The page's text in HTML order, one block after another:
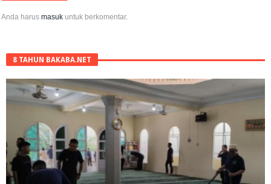
Anda harusmasuk untuk berkomentar.
8 TAHUN BAKABA.NET